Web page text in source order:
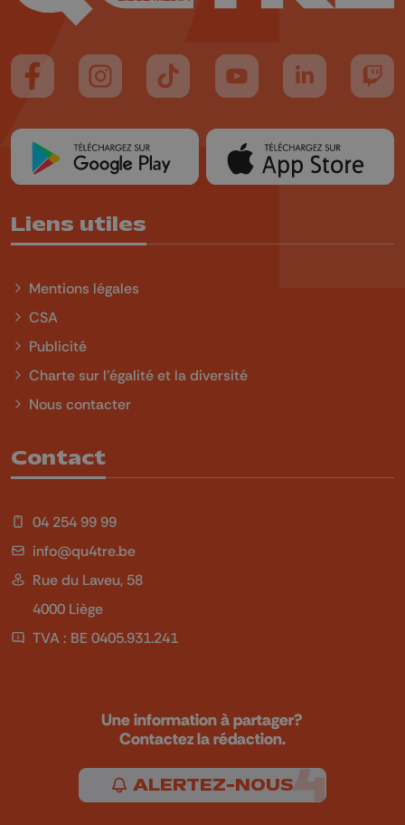
Suivez-nous sur FaceBook
Suivez-nous sur Instagram
Suivez-nous sur TikTok
Suivez-nous sur YouTube
Suivez-nous
Liens utiles
Mentions légales
CSA
Publicité
Charte sur l'égalité et la diversité
Nous contacter
Contact
04 254 99 99
info@qu4tre.be
Rue du Laveu, 58
4000 Liège
TVA : BE 0405.931.241
Une information à partager?
Contactez la rédaction.
ALERTEZ-NOUS